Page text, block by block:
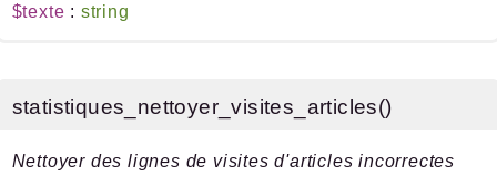
$texte : string
statistiques_nettoyer_visites_articles()
Nettoyer des lignes de visites d'articles incorrectes